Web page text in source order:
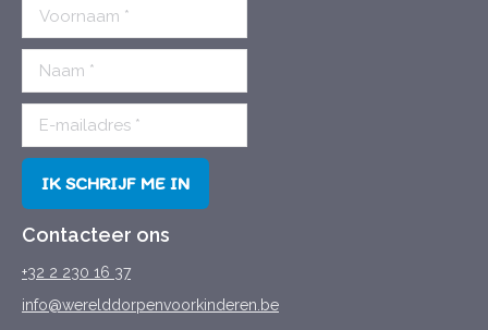
Contacteer ons
+32 2 230 16 37
info@werelddorpenvoorkinderen.be